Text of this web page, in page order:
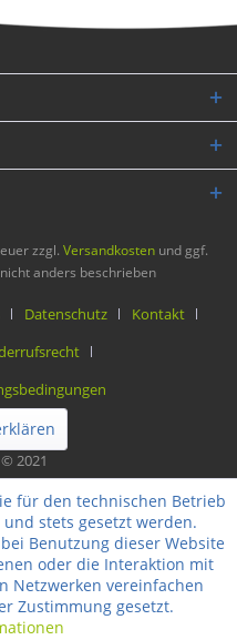
zzgl. Versandkosten und ggf.
anders beschrieben
Datenschutz
Kontakt
2021
für den technischen Betrieb
stets gesetzt werden.
Benutzung dieser Website
oder die Interaktion mit
Netzwerken vereinfachen
Zustimmung gesetzt.